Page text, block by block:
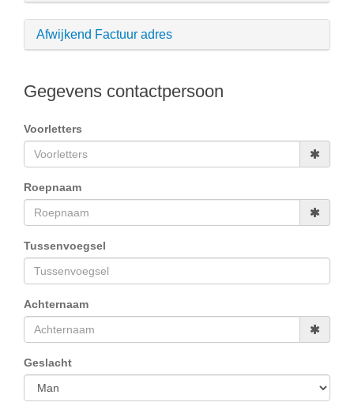
Afwijkend Factuur adres
Gegevens contactpersoon
Voorletters
Roepnaam
Tussenvoegsel
Achternaam
Geslacht